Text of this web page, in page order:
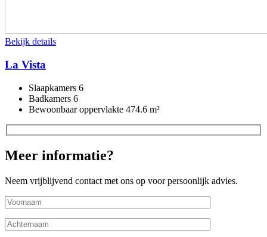
Bekijk details
La Vista
Slaapkamers 6
Badkamers 6
Bewoonbaar oppervlakte 474.6 m²
Meer informatie?
Neem vrijblijvend contact met ons op voor persoonlijk advies.